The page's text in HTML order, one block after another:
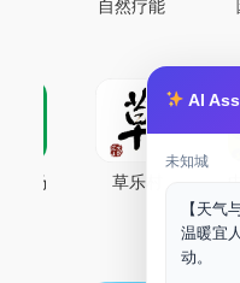
AI
未知城
【天气
温暖宜
动。
自然疗能
药场 草乐村